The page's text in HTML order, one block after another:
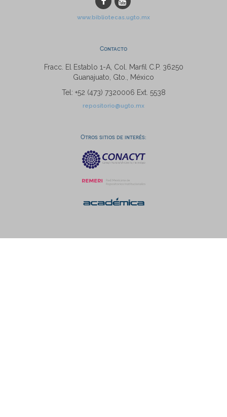
www.bibliotecas.ugto.mx
Contacto
Fracc. El Establo 1-A, Col. Marfil C.P. 36250
Guanajuato, Gto., México
Tel: +52 (473) 7320006 Ext. 5538
repositorio@ugto.mx
Otros sitios de interés: